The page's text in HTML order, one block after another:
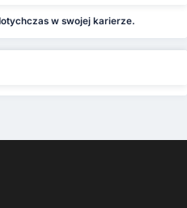
w swojej karierze.